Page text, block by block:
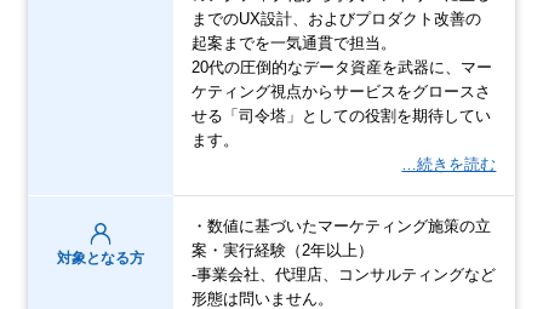
までのUX設計、およびプロダクト改善の
起案までを一気通貫で担当。
20代の圧倒的なデータ資産を武器に、マー
ケティング視点からサービスをグロースさ
せる「司令塔」としての役割を期待してい
ます。
…続きを読む
対象となる方
・数値に基づいたマーケティング施策の立
案・実行経験（2年以上）
-事業会社、代理店、コンサルティングなど
形態は問いません。